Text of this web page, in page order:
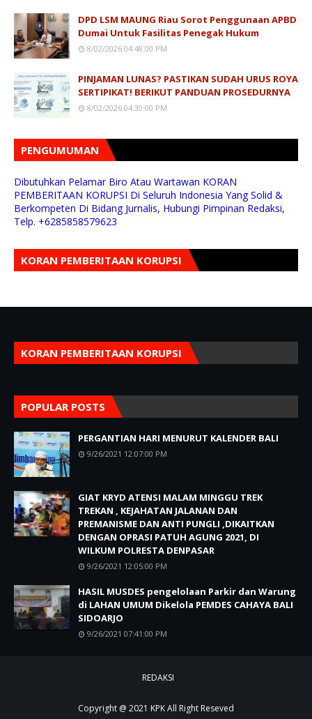
DPD LSM MAUNG Riau Sorot Penggunaan APBD
Dumai Untuk Fasilitas Penegak Hukum
8/02/2026 04:48:00 PM
PINJAMAN LUNAS? PASTIKAN SUDAH URUS ROYA
SERTIPIKAT! BERIKUT PANDUAN PROSEDURNYA
8/02/2026 04:30:00 PM
PENGUMUMAN
Dibutuhkan Pelamar Biro Atau Wartawan KORAN
PEMBERITAAN KORUPSI Di Seluruh Indonesia Yang Solid &
Berkompeten Di Bidang Jurnalis, Hubungi Pimpinan Redaksi,
Telp. +6285858579623
KORAN PEMBERITAAN KORUPSI
KORAN PEMBERITAAN KORUPSI
POPULAR POSTS
PERGANTIAN HARI MENURUT KALENDER BALI
9/26/2021 12:07:00 PM
GIAT KRYD ATENSI MALAM MINGGU TREK
TREKAN , KEJAHATAN JALANAN DAN
PREMANISME DAN ANTI PUNGLI ,DIKAITKAN
DENGAN OPRASI PATUH AGUNG 2021, DI
WILKUM POLRESTA DENPASAR
9/26/2021 12:05:00 PM
HASIL MUSDES pengelolaan Parkir dan Warung
di LAHAN UMUM Dikelola PEMDES CAHAYA BALI
SIDOARJO
9/26/2021 07:41:00 PM
REDAKSI
Copyright @ 2021 KPKAll Right Reseved